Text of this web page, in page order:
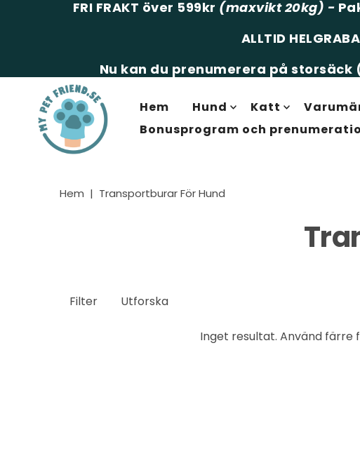
FRI FRAKT över 599kr (maxvikt 20kg) -
ALLTID
Nu kan du prenumerera på
Hem Hund Katt
Bonusprogram och
Hem | Transportburar För Hund
Filter Utforska
Inget resultat. Använd färre